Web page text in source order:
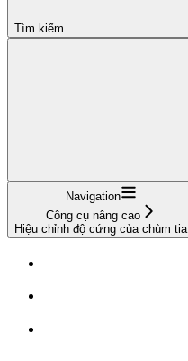
Tìm kiếm...
Navigation
Công cụ nâng cao
Hiệu chỉnh độ cứng của chùm tia